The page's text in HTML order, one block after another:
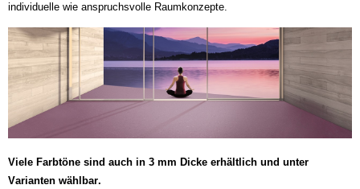
individuelle wie anspruchsvolle Raumkonzepte.
Viele Farbtöne sind auch in 3 mm Dicke erhältlich und unter
Varianten wählbar.